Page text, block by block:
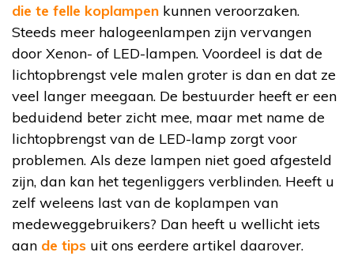
die te felle koplampen kunnen veroorzaken.
Steeds meer halogeenlampen zijn vervangen
door Xenon- of LED-lampen. Voordeel is dat de
lichtopbrengst vele malen groter is dan en dat ze
veel langer meegaan. De bestuurder heeft er een
beduidend beter zicht mee, maar met name de
lichtopbrengst van de LED-lamp zorgt voor
problemen. Als deze lampen niet goed afgesteld
zijn, dan kan het tegenliggers verblinden. Heeft u
zelf weleens last van de koplampen van
medeweggebruikers? Dan heeft u wellicht iets
aan de tips uit ons eerdere artikel daarover.